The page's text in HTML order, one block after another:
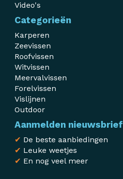
Video's
Categorieën
Karperen
Zeevissen
Roofvissen
Witvissen
Meervalvissen
Forelvissen
Vislijnen
Outdoor
Aanmelden nieuwsbrief
✔ De beste aanbiedingen
✔ Leuke weetjes
✔ En nog veel meer